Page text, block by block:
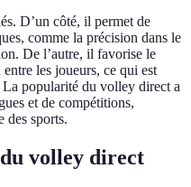
D’un côté, il permet de
comme la précision dans le
De l’autre, il favorise le
les joueurs, ce qui est
popularité du volley direct a
et de compétitions,
des sports.
du volley direct